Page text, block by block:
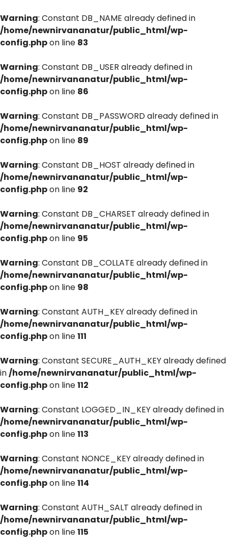
Warning: Constant DB_NAME already defined in
/home/newnirvananatur/public_html/wp-
config.phpon line 83
Warning: Constant DB_USER already defined in
/home/newnirvananatur/public_html/wp-
config.phpon line 86
Warning: Constant DB_PASSWORD already defined in
/home/newnirvananatur/public_html/wp-
config.phpon line 89
Warning: Constant DB_HOST already defined in
/home/newnirvananatur/public_html/wp-
config.phpon line 92
Warning: Constant DB_CHARSET already defined in
/home/newnirvananatur/public_html/wp-
config.phpon line 95
Warning: Constant DB_COLLATE already defined in
/home/newnirvananatur/public_html/wp-
config.phpon line 98
Warning: Constant AUTH_KEY already defined in
/home/newnirvananatur/public_html/wp-
config.phpon line111
Warning: Constant SECURE_AUTH_KEY already defined
in/home/newnirvananatur/public_html/wp-
config.phpon line112
Warning: Constant LOGGED_IN_KEY already defined in
/home/newnirvananatur/public_html/wp-
config.phpon line113
Warning: Constant NONCE_KEY already defined in
/home/newnirvananatur/public_html/wp-
config.phpon line114
Warning: Constant AUTH_SALT already defined in
/home/newnirvananatur/public_html/wp-
config.phpon line115